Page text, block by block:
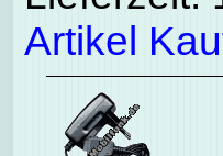
Artikel